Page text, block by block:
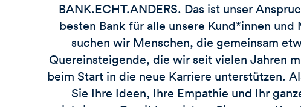
BANK.ECHT.ANDERS. Das ist unser
besten Bank für alle unsere Kund*innen
suchen wir Menschen, die gemeinsam
Quereinsteigende, die wir seit vielen Jahren
beim Start in die neue Karriere unterstützen.
Sie Ihre Ideen, Ihre Empathie und Ihr